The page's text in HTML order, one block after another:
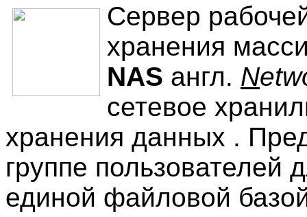
Сервер
хранения
NAS англ. N
сетевое
хранения данных .
группе пользователей
единой файловой